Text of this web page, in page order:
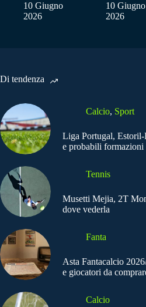
10 Giugno
2026
10 Giugno
2026
Di tendenza
Calcio, Sport
Liga Portugal,
e probabili formazioni
Tennis
Musetti Mejia, 2T
dove vederla
Fanta
Asta Fantacalcio
e giocatori da
Calcio